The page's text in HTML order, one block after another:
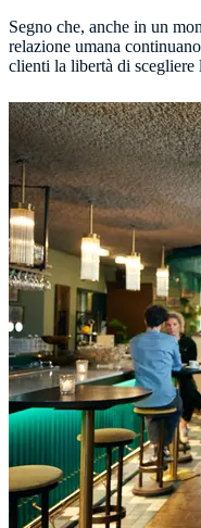
Segno che, anche in un
relazione umana
clienti la libertà di scegliere